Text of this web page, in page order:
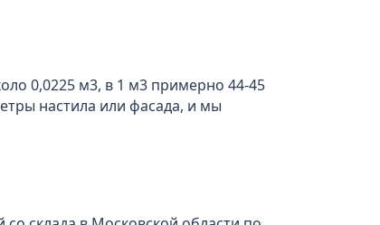
0,0225 м3, в 1 м3 примерно 44-45
настила или фасада, и мы